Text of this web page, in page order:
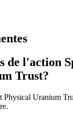
de l'action
Trust?
Physical Uranium